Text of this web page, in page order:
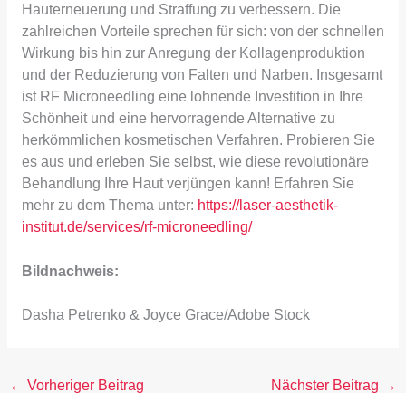
Hauterneuerung und Straffung zu verbessern. Die
zahlreichen Vorteile sprechen für sich: von der schnellen
Wirkung bis hin zur Anregung der Kollagenproduktion
und der Reduzierung von Falten und Narben. Insgesamt
ist RF Microneedling eine lohnende Investition in Ihre
Schönheit und eine hervorragende Alternative zu
herkömmlichen kosmetischen Verfahren. Probieren Sie
es aus und erleben Sie selbst, wie diese revolutionäre
Behandlung Ihre Haut verjüngen kann! Erfahren Sie
mehr zu dem Thema unter: https://laser-aesthetik-
institut.de/services/rf-microneedling/
Bildnachweis:
Dasha Petrenko & Joyce Grace/Adobe Stock
← Vorheriger Beitrag Nächster Beitrag →